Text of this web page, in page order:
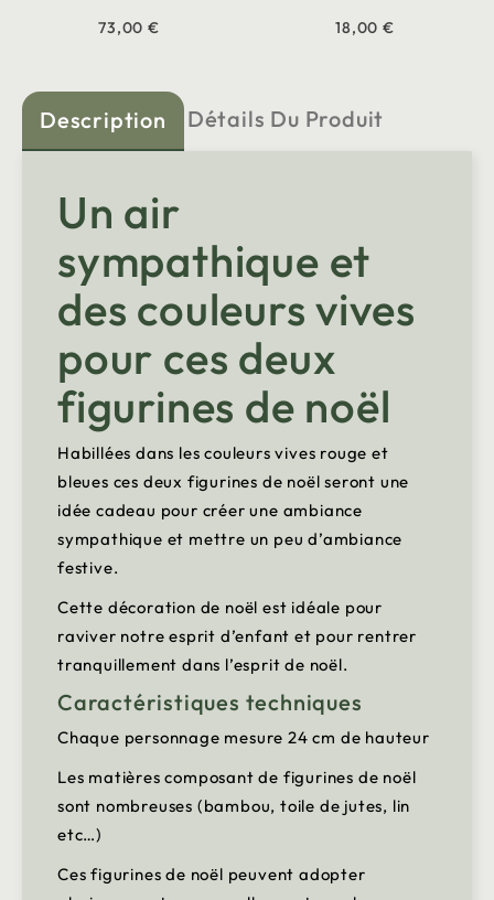
73,00 € 18,00 €
Description Détails Du Produit
Un air
sympathique et
des couleurs vives
pour ces deux
figurines de noël
Habillées dans les couleurs vives rouge et
bleues ces deux figurines de noël seront une
idée cadeau pour créer une ambiance
sympathique et mettre un peu d’ambiance
festive.
Cette décoration de noël est idéale pour
raviver notre esprit d’enfant et pour rentrer
tranquillement dans l’esprit de noël.
Caractéristiques techniques
Chaque personnage mesure 24 cm de hauteur
Les matières composant de figurines de noël
sont nombreuses (bambou, toile de jutes, lin
etc…)
Ces figurines de noël peuvent adopter